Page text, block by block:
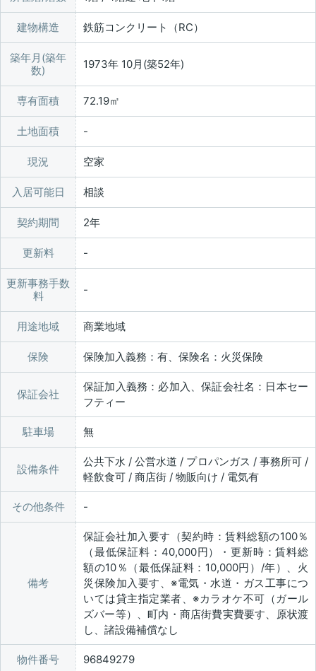
建物構造 鉄筋コンクリート（RC）
築年月(築年
数)
1973年 10月(築52年)
専有面積 72.19㎡
土地面積
現況 空家
入居可能日 相談
契約期間 2年
更新料
更新事務手数
料
用途地域 商業地域
保険 保険加入義務：有、保険名：火災保険
保証会社
保証加入義務：必加入、保証会社名：日本セー
フティー
駐車場 無
設備条件
公共下水 / 公営水道 / プロパンガス / 事務所可 /
軽飲食可 / 商店街 / 物販向け / 電気有
その他条件
備考
保証会社加入要す（契約時：賃料総額の100％
（最低保証料：40,000円）・更新時：賃料総
額の10％（最低保証料：10,000円）/年）、火
災保険加入要す、※電気・水道・ガス工事につ
いては貸主指定業者、※カラオケ不可（ガール
ズバー等）、町内・商店街費実費要す、原状渡
し、諸設備補償なし
物件番号 96849279